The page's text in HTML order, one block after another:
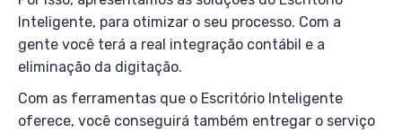
Inteligente, para otimizar o seu processo. Com a
gente você terá a real integração contábil e a
eliminação da digitação.
Com as ferramentas que o Escritório Inteligente
oferece, você conseguirá também entregar o serviço